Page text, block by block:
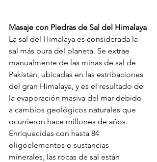
Masaje con Piedras de Sal del Himalaya
La sal del Himalaya es considerada la
sal más pura del planeta. Se extrae
manualmente de las minas de sal de
Pakistán, ubicadas en las estribaciones
del gran Himalaya, y es el resultado de
la evaporación masiva del mar debido
a cambios geológicos naturales que
ocurrieron hace millones de años.
Enriquecidas con hasta 84
oligoelementos o sustancias
minerales, las rocas de sal están